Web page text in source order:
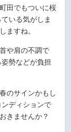
田でもついに桜
いる気がしま
ますね。
や肩の不調で
勢などが負担
のサインかもし
ディションで
きませんか？